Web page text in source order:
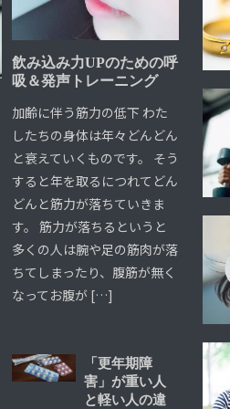
飲み込み力UPのための呼
吸＆発声トレーニング
加齢に伴う筋力の低下 わた
したちの身体は年々どんどん
と衰えていくものです。 そう
すると年を取るにつれてどん
どんと筋力が落ちていきま
す。 筋力が落ちるというと
多くの人は腕や足の筋肉が落
ちてしまったり、腹筋が無く
なってお腹が […]
「更年期障
害」が重い人
と軽い人の違